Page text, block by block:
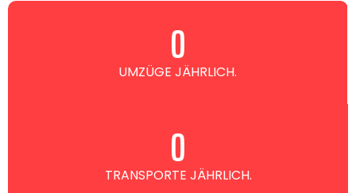
UMZÜGE JÄHRLICH.
0
TRANSPORTE JÄHRLICH.
0